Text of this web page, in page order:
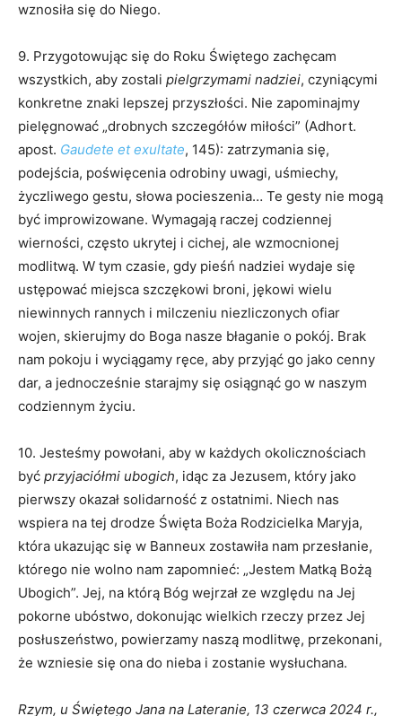
wznosiła się do Niego.
9. Przygotowując się do Roku Świętego zachęcam
wszystkich, aby zostali pielgrzymami nadziei, czyniącymi
konkretne znaki lepszej przyszłości. Nie zapominajmy
pielęgnować „drobnych szczegółów miłości” (Adhort.
apost. Gaudete et exultate, 145): zatrzymania się,
podejścia, poświęcenia odrobiny uwagi, uśmiechy,
życzliwego gestu, słowa pocieszenia… Te gesty nie mogą
być improwizowane. Wymagają raczej codziennej
wierności, często ukrytej i cichej, ale wzmocnionej
modlitwą. W tym czasie, gdy pieśń nadziei wydaje się
ustępować miejsca szczękowi broni, jękowi wielu
niewinnych rannych i milczeniu niezliczonych ofiar
wojen, skierujmy do Boga nasze błaganie o pokój. Brak
nam pokoju i wyciągamy ręce, aby przyjąć go jako cenny
dar, a jednocześnie starajmy się osiągnąć go w naszym
codziennym życiu.
10. Jesteśmy powołani, aby w każdych okolicznościach
być przyjaciółmi ubogich, idąc za Jezusem, który jako
pierwszy okazał solidarność z ostatnimi. Niech nas
wspiera na tej drodze Święta Boża Rodzicielka Maryja,
która ukazując się w Banneux zostawiła nam przesłanie,
którego nie wolno nam zapomnieć: „Jestem Matką Bożą
Ubogich”. Jej, na którą Bóg wejrzał ze względu na Jej
pokorne ubóstwo, dokonując wielkich rzeczy przez Jej
posłuszeństwo, powierzamy naszą modlitwę, przekonani,
że wzniesie się ona do nieba i zostanie wysłuchana.
Rzym, u Świętego Jana na Lateranie, 13 czerwca 2024 r.,